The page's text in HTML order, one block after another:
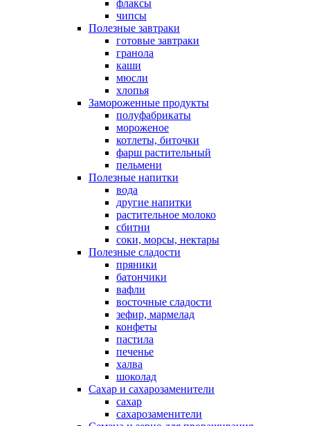
флаксы
чипсы
Полезные завтраки
готовые завтраки
гранола
каши
мюсли
хлопья
Замороженные продукты
полуфабрикаты
мороженое
котлеты, биточки
фарш растительный
пельмени
Полезные напитки
вода
другие напитки
растительное молоко
сбитни
соки, морсы, нектары
Полезные сладости
пряники
батончики
вафли
восточные сладости
зефир, мармелад
конфеты
пастила
печенье
халва
шоколад
Сахар и сахарозаменители
сахар
сахарозаменители